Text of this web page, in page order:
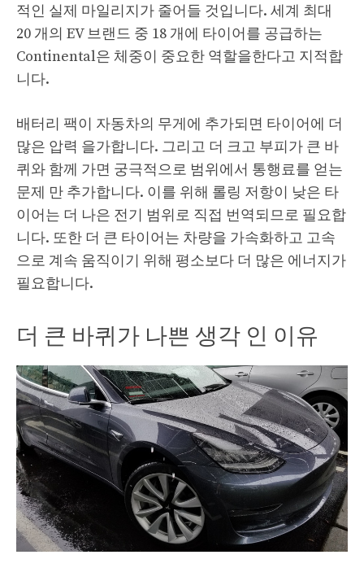
적인 실제 마일리지가 줄어들 것입니다. 세계 최대
20 개의 EV 브랜드 중 18 개에 타이어를 공급하는
Continental은 체중이 중요한 역할을한다고 지적합
니다.
배터리 팩이 자동차의 무게에 추가되면 타이어에 더
많은 압력 을가합니다. 그리고 더 크고 부피가 큰 바
퀴와 함께 가면 궁극적으로 범위에서 통행료를 얻는
문제 만 추가합니다. 이를 위해 롤링 저항이 낮은 타
이어는 더 나은 전기 범위로 직접 번역되므로 필요합
니다. 또한 더 큰 타이어는 차량을 가속화하고 고속
으로 계속 움직이기 위해 평소보다 더 많은 에너지가
필요합니다.
더 큰 바퀴가 나쁜 생각 인 이유